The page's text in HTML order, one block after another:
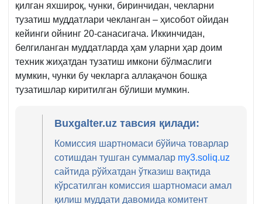
қилган яхшироқ, чунки, биринчидан, чекларни
тузатиш муддатлари чекланган – ҳисобот ойидан
кейинги ойнинг 20-санасигача. Иккинчидан,
белгиланган муддатларда ҳам уларни ҳар доим
техник жиҳатдан тузатиш имкони бўлмаслиги
мумкин, чунки бу чекларга аллақачон бошқа
тузатишлар киритилган бўлиши мумкин.
Buxgalter.uz тавсия қилади:
Комиссия шартномаси бўйича товарлар
сотишдан тушган суммалар my3.soliq.uz
сайтида рўйхатдан ўтказиш вақтида
кўрсатилган комиссия шартномаси амал
қилиш муддати давомида комитент